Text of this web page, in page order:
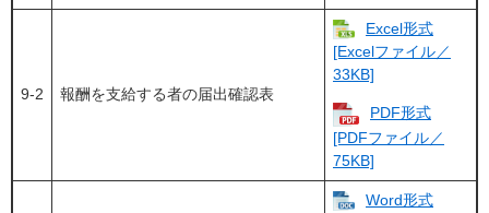
9-2 報酬を支給する者の届出確認表
Excel形式
[Excelファイル／
33KB]
PDF形式
[PDFファイル／
75KB]
Word形式